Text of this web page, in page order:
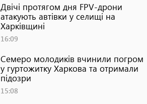
Двічі протягом дня FPV-дрони
атакують автівки у селищі на
Харківщині
16:09
Семеро молодиків вчинили погром
у гуртожитку Харкова та отримали
підозри
15:08